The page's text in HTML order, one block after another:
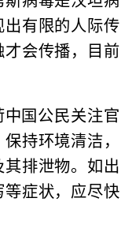
有限的人际传
会传播，目前
国公民关注官
持环境清洁，
排泄物。如出
症状，应尽快